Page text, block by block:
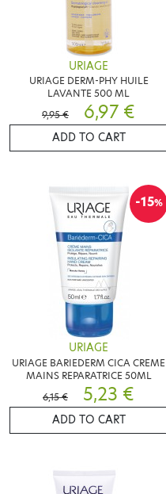
URIAGE
URIAGE DERM-PHY HUILE
LAVANTE 500 ML
9,95 €
6,97 €
ADD TO CART
-15%
URIAGE
URIAGE BARIEDERM CICA CREME
MAINS REPARATRICE 50ML
6,15 €
5,23 €
ADD TO CART